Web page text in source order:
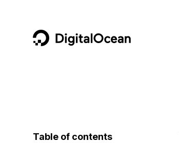
DigitalOcean
Containers and Images
Data and IoT
Developer Tools
Table of contents